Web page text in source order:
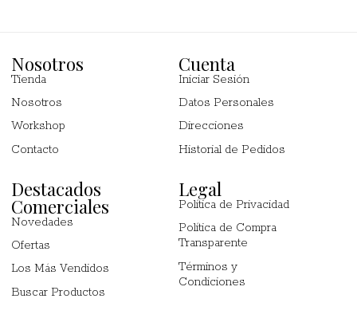
Nosotros
Tienda
Nosotros
Workshop
Contacto
Cuenta
Iniciar Sesión
Datos Personales
Direcciones
Historial de Pedidos
Destacados
Comerciales
Novedades
Ofertas
Los Más Vendidos
Buscar Productos
Legal
Política de Privacidad
Política de Compra
Transparente
Términos y
Condiciones